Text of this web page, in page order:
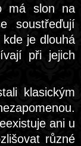
má slon na
soustřeďují
je dlouhá
při jejich
klasickým
ani u
různé